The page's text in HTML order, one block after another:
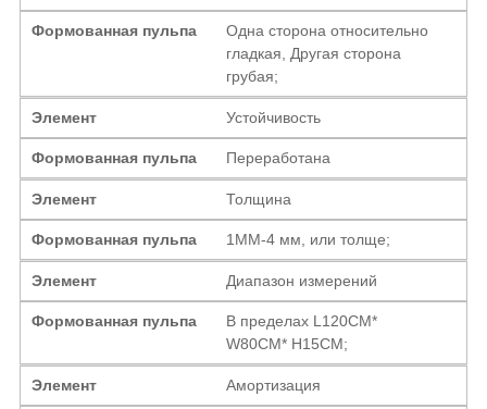
Формованная пульпа
Одна сторона относительно
гладкая, Другая сторона
грубая;
Элемент Устойчивость
Формованная пульпа Переработана
Элемент Толщина
Формованная пульпа 1ММ-4 мм, или толще;
Элемент Диапазон измерений
Формованная пульпа
В пределах L120CM*
W80CM* H15CM;
Элемент Амортизация